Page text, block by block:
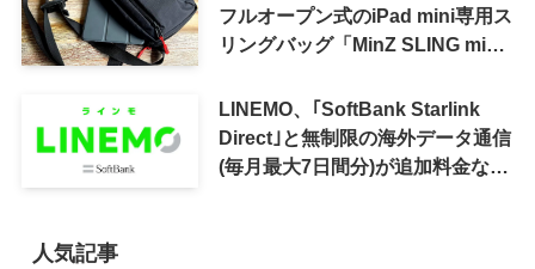
フルオープン式のiPad mini専用ス
リングバッグ「MinZ SLING mini
LINEMO、｢SoftBank Starlink
Direct｣と無制限の海外データ通信
(毎月最大7日間分)が追加料金なし
人気記事